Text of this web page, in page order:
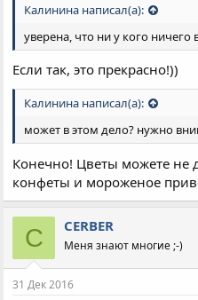
Калинина написал(а):
уверена, что ни у кого ничего
Если так, это прекрасно!))
Калинина написал(а):
может в этом дело? нужно
Конечно! Цветы можете не
конфеты и мороженое
C CERBER
Меня знают многие ;-)
31 Дек 2016